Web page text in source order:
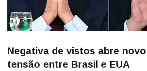
Negativa de vistos abre
tensão entre Brasil e EUA